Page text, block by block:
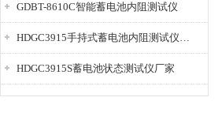
GDBT-8610C智能蓄电池内阻测试仪
HDGC3915手持式蓄电池内阻测试仪厂家
HDGC3915S蓄电池状态测试仪厂家